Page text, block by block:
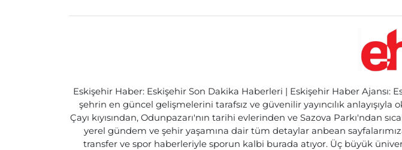
Eskişehir Haber: Eskişehir Son Dakika Haberleri | Eskişehir Haber
şehrin en güncel gelişmelerini tarafsız ve güvenilir yayıncılık
Çayı kıyısından, Odunpazarı'nın tarihi evlerinden ve Sazova Parkı'ndan
yerel gündem ve şehir yaşamına dair tüm detaylar anbean
transfer ve spor haberleriyle sporun kalbi burada atıyor. Üç büyük